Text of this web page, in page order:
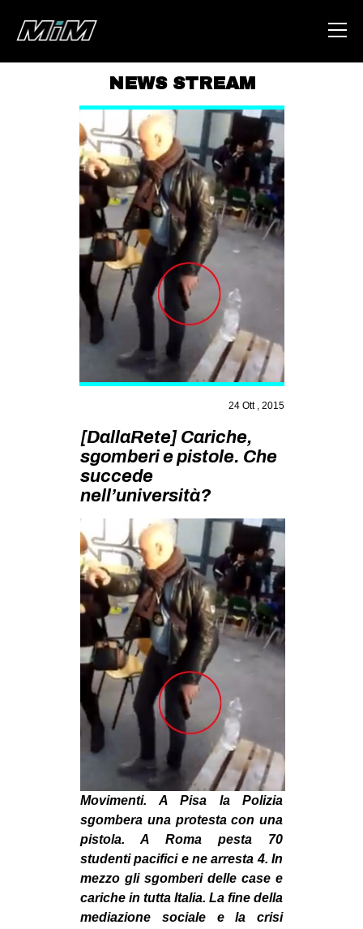
ABOUT
AREA
DEGENERAZIONE
GAZA FREESTYLE
CSOA LAMBRETTA
MSM
STUDENTI TSUNAMI
ZAM
MILANO
SPAZI
SPORT POPOLARE
MOVIMENTI
AMBIENTE
ANTIFASCISMO
DIRITTO ALL’ABITARE
GENERI
MIGRAZIONI
PRECARIATO
REPRESSIONE
STUDENTI
CULTURE
ARTE
CINEMA
MANIFESTI
MUSICA
RECENSIONI
INTERNAZIONALE
NEWS STREAM
24 Ott , 2015
[DallaRete] Cariche,
sgomberi e pistole. Che
succede
nell’università?
Movimenti. A Pisa la Polizia
sgombera una protesta con una
pistola. A Roma pesta 70
studenti pacifici e ne arresta 4. In
mezzo gli sgomberi delle case e
cariche in tutta Italia. La fine della
mediazione sociale e la crisi